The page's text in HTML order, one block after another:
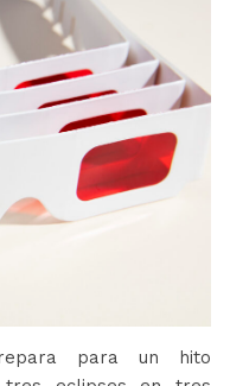
para un hito